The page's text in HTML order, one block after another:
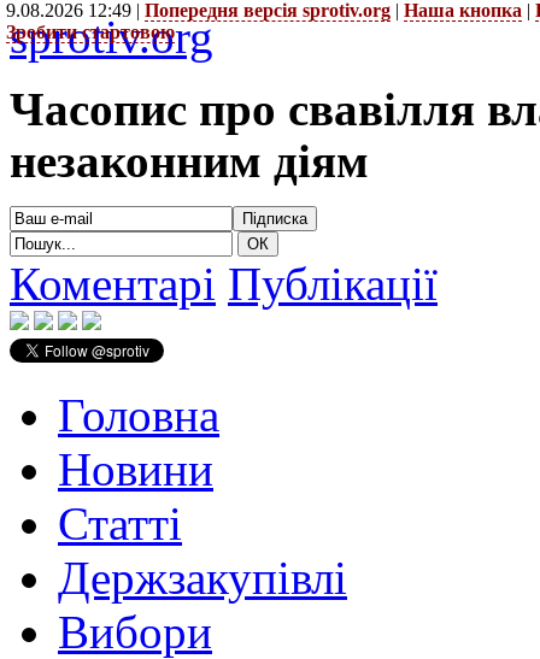
9.08.2026 12:49 | Попередня версія sprotiv.org | Наша кнопка |
Зробити стартовою
sprotiv.org
Часопис про свавілля
незаконним діям
Коментарі Публікації
Головна
Новини
Статті
Держзакупівлі
Вибори